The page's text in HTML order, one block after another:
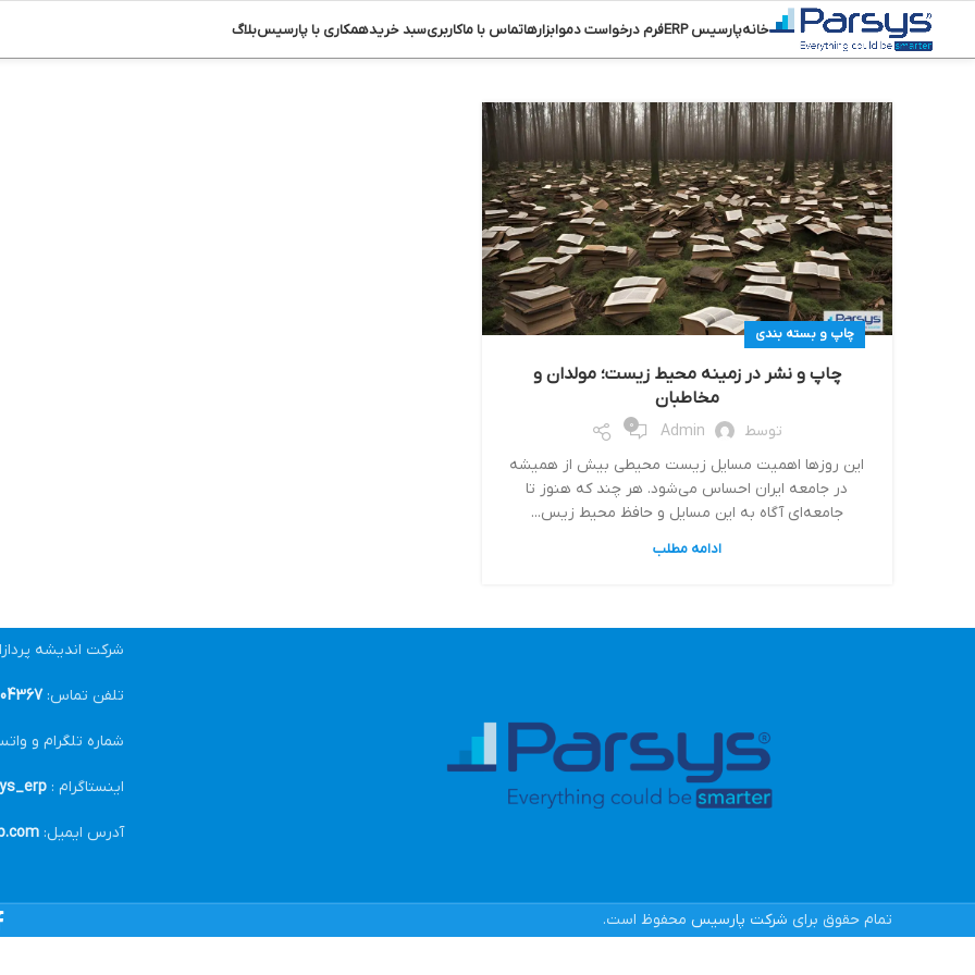
خانهپارسیس ERP فرم درخواست دموابزارهاتماس با ماکاربریسبد خریدهمکاری با پارسیسبلاگ
چاپ و بسته بندی
چاپ و نشر در زمینه محیط زیست؛ مولدان و
مخاطبان
توسط Admin
0
این روزها اهمیت مسایل زیست محیطی بیش از همیشه
در جامعه ایران احساس می‌شود. هر چند که هنوز تا
جامعه‌ای آگاه به این مسایل و حافظ محیط زیس...
ادامه مطلب
شرکت اندیشه
تلفن تماس:021
شماره تلگرام و
اینستاگرام :
آدرس ایمیل:
تمام حقوق برای شرکت پارسیس محفوظ است.